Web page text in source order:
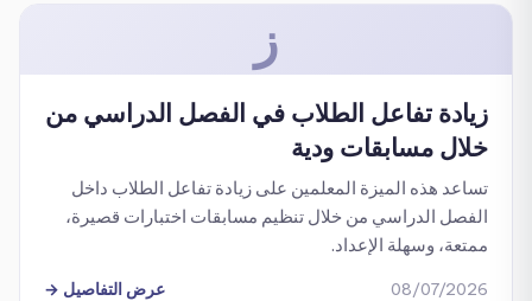
ز
زيادة تفاعل الطلاب في الفصل الدراسي من
خلال مسابقات ودية
تساعد هذه الميزة المعلمين على زيادة تفاعل الطلاب داخل
الفصل الدراسي من خلال تنظيم مسابقات اختبارات قصيرة،
ممتعة، وسهلة الإعداد.
08/07/2026 عرض التفاصيل →